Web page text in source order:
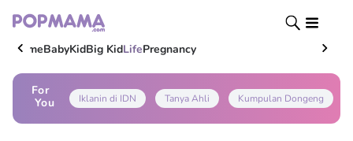
HomeBabyKidBig KidLifePregnancy
For
You
Iklanin di IDN Tanya Ahli Kumpulan Dongeng